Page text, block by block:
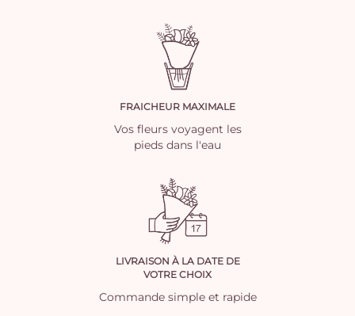
FRAICHEUR MAXIMALE
Vos fleurs voyagent les
pieds dans l'eau
LIVRAISON À LA DATE DE
VOTRE CHOIX
Commande simple et rapide